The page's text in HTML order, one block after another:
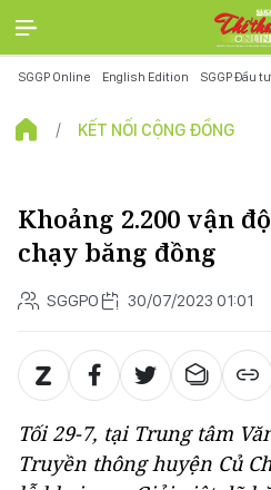
SGGP Online English Edition SGGP Đầu
KẾT NỐI CỘNG ĐỒNG
Khoảng 2.200 vận
chạy băng đồng
SGGPO 30/07/2023 01:01
Tối 29-7, tại Trung tâm
Truyền thông huyện Củ